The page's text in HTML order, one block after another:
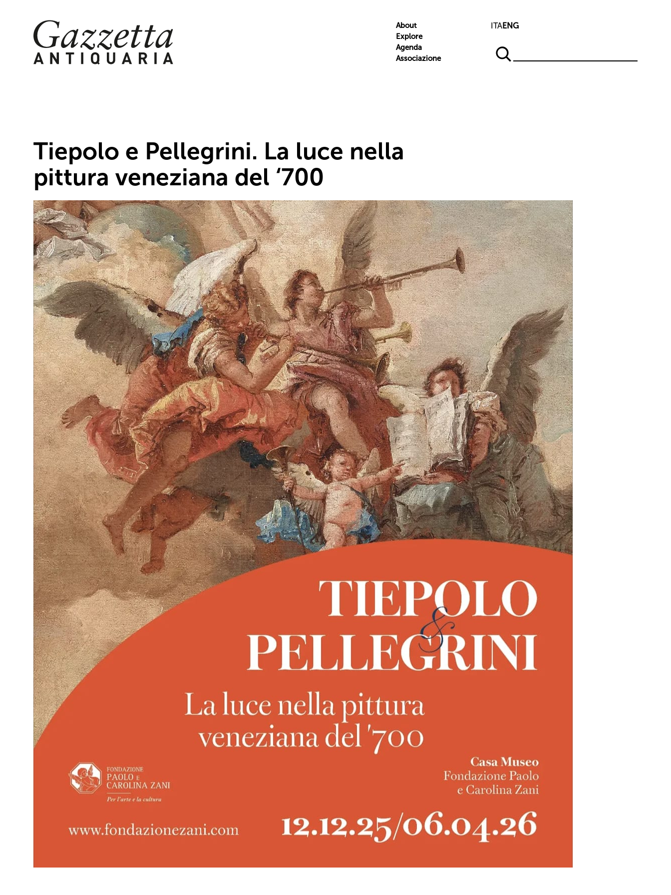
Skip
to
content
About
Explore
Agenda
Associazione
ITAENG
Tiepolo e Pellegrini. La luce nella
pittura veneziana del ‘700